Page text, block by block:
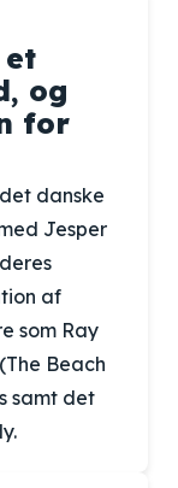
et
og
for
danske
Jesper
af
som Ray
Beach
samt det